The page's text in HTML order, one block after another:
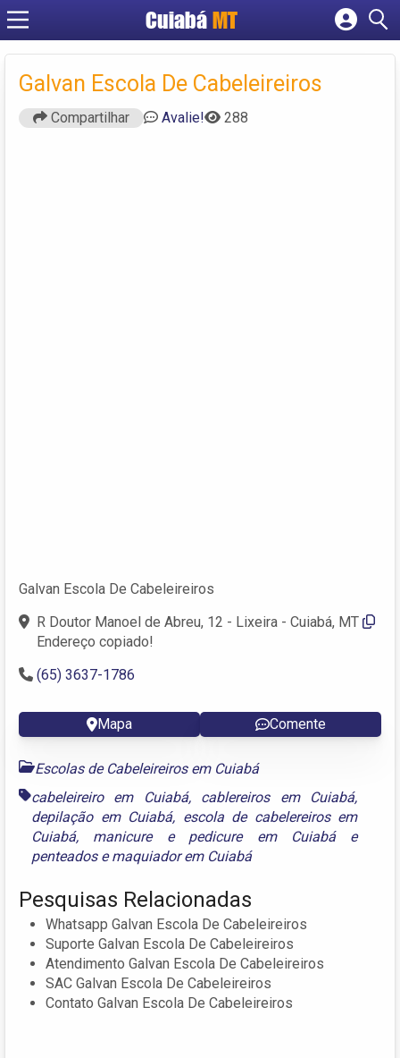
Cuiabá MT
Cadastrar empresa
Criar conta
Galvan Escola De Cabeleireiros
Compartilhar Avalie! 288
Galvan Escola De Cabeleireiros
R Doutor Manoel de Abreu, 12 - Lixeira - Cuiabá, MT
Endereço copiado!
(65) 3637-1786
Mapa Comente
Escolas de Cabeleireiros em Cuiabá
cabeleireiro em Cuiabá, cablereiros em Cuiabá,
depilação em Cuiabá, escola de cabelereiros em
Cuiabá, manicure e pedicure em Cuiabáe
penteados e maquiador em Cuiabá
Pesquisas Relacionadas
Whatsapp Galvan Escola De Cabeleireiros
Suporte Galvan Escola De Cabeleireiros
Atendimento Galvan Escola De Cabeleireiros
SAC Galvan Escola De Cabeleireiros
Contato Galvan Escola De Cabeleireiros